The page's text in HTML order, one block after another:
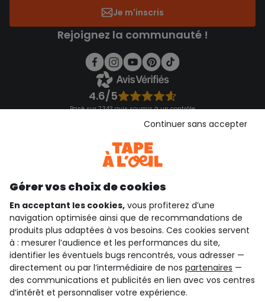
Je m'inscris
Rejoignez la communauté !
4.6/5
Basé sur 7 343 avis soumis à un contrôle
Consulter les CGU
Téléchargez notre application
qui sommes-nous ?
besoin d'aide ?
le club fidélité
Gérer vos choix de cookies
En acceptant les cookies, vous profiterez d’une
navigation optimisée ainsi que de recommandations de
produits plus adaptées à vos besoins. Ces cookies servent
à : mesurer l’audience et les performances du site,
identifier les éventuels bugs rencontrés, vous adresser —
directement ou par l’intermédiaire de nos partenaires —
des communications et publicités en lien avec vos centres
d’intérêt et personnaliser votre expérience.
Continuer sans accepter